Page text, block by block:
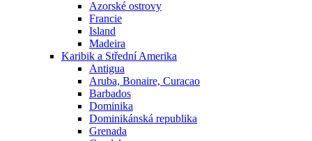
Azorské ostrovy
Francie
Island
Madeira
Karibik a Střední Amerika
Antigua
Aruba, Bonaire, Curacao
Barbados
Dominika
Dominikánská republika
Grenada